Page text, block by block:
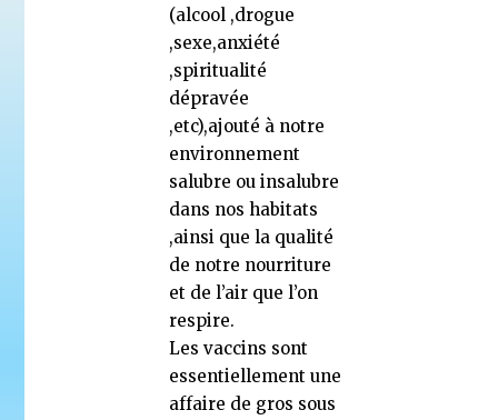
(alcool ,drogue
,sexe,anxiété
,spiritualité
dépravée
,etc),ajouté à notre
environnement
salubre ou insalubre
dans nos habitats
,ainsi que la qualité
de notre nourriture
et de l’air que l’on
respire.
Les vaccins sont
essentiellement une
affaire de gros sous